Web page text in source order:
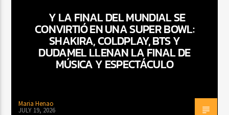
CURRENT SHOW
BACHATA Y VALLENATO
9:00 AM 11:00 AM
Y LA FINAL DEL MUNDIAL SE
CONVIRTIÓ EN UNA SUPER BOWL:
SHAKIRA, COLDPLAY, BTS Y
DUDAMEL LLENAN LA FINAL DE
MÚSICA Y ESPECTÁCULO
Maria Henao
JULY 19, 2026